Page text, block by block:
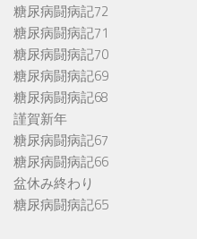
糖尿病闘病記72
糖尿病闘病記71
糖尿病闘病記70
糖尿病闘病記69
糖尿病闘病記68
謹賀新年
糖尿病闘病記67
糖尿病闘病記66
盆休み終わり
糖尿病闘病記65